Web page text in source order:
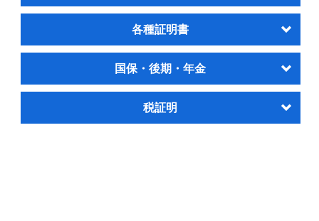
本サイトのご利用案内
各種証明書
国保・後期・年金
税証明